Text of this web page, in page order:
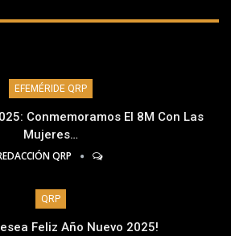
EFEMÉRIDE QRP
Conmemoramos El 8M Con Las
Mujeres…
QRP
QRP
Feliz Año Nuevo 2025!